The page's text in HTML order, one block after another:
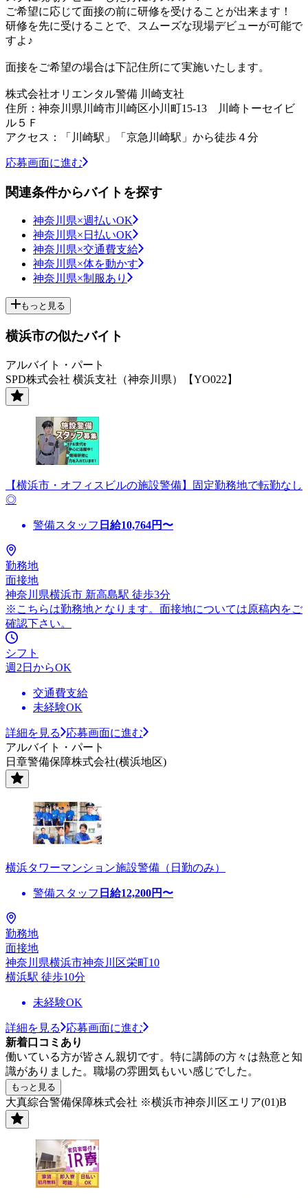
ご希望に応じて面接の前に研修を受けることが出来ます！
研修を先に受けることで、スムーズな現場デビューが可能で
すよ♪
面接をご希望の場合は下記住所にて実施いたします。
株式会社オリエンタル警備 川崎支社
住所：神奈川県川崎市川崎区小川町15-13 川崎トーセイビ
ル５Ｆ
アクセス：「川崎駅」「京急川崎駅」から徒歩４分
応募画面に進む
関連条件からバイトを探す
神奈川県×週払いOK
神奈川県×日払いOK
神奈川県×交通費支給
神奈川県×体を動かす
神奈川県×制服あり
もっと見る
横浜市の似たバイト
アルバイト・パート
SPD株式会社 横浜支社（神奈川県）【YO022】
【横浜市・オフィスビルの施設警備】固定勤務地で転勤なし
◎
警備スタッフ 日給10,764円〜
勤務地
面接地
神奈川県横浜市 新高島駅 徒歩3分
※こちらは勤務地となります。面接地については原稿内をご
確認下さい。
シフト
週2日からOK
交通費支給
未経験OK
詳細を見る
応募画面に進む
アルバイト・パート
日章警備保障株式会社(横浜地区)
横浜タワーマンション施設警備（日勤のみ）
警備スタッフ 日給12,200円〜
勤務地
面接地
神奈川県横浜市神奈川区栄町10
横浜駅 徒歩10分
未経験OK
詳細を見る
応募画面に進む
新着口コミあり
働いている方が皆さん親切です。特に講師の方々は熱意と知
識がありました。職場の雰囲気もいい感じでした。
もっと見る
大真綜合警備保障株式会社 ※横浜市神奈川区エリア(01)B